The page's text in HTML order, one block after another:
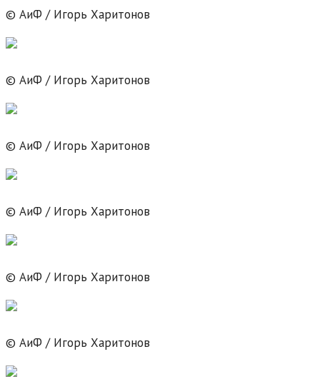
© АиФ / Игорь Харитонов
© АиФ / Игорь Харитонов
© АиФ / Игорь Харитонов
© АиФ / Игорь Харитонов
© АиФ / Игорь Харитонов
© АиФ / Игорь Харитонов